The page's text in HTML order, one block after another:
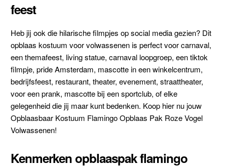
feest
Heb jij ook die hilarische filmpjes op social media gezien? Dit
opblaas kostuum voor volwassenen is perfect voor carnaval,
een themafeest, living statue, carnaval loopgroep, een tiktok
filmpje, pride Amsterdam, mascotte in een winkelcentrum,
bedrijfsfeest, restaurant, theater, evenement, straattheater,
voor een prank, mascotte bij een sportclub, of elke
gelegenheid die jij maar kunt bedenken. Koop hier nu jouw
Opblaasbaar Kostuum Flamingo Opblaas Pak Roze Vogel
Volwassenen!
Kenmerken opblaaspak flamingo